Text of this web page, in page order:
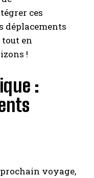
ces
déplacements
en
!
:
voyage,